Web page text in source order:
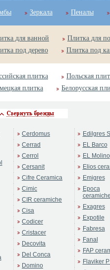
Зеркала Пеналы
для ванной
Плитка для
под дерево
Плитка под
плитка
Польская
плитка
Белорусская
Cerdomus
Cerrad
Cerrol
Cersanit
Cifre Ceramica
Cimic
CIR ceramiche
Cisa
Codicer
Cristacer
Decovita
Del Conca
Domino
Edilgres
EL Barco
EL Molino
Elios
Emigres
Epoca
Exagres
Expotile
Fabresa
Fanal
FAP
Flaviker